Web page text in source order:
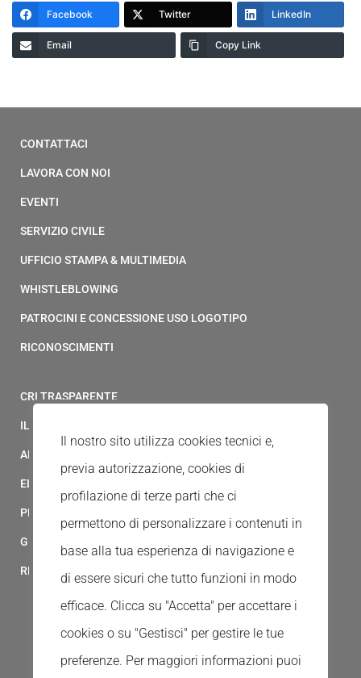
Facebook Twitter LinkedIn
Email Copy Link
CONTATTACI
LAVORA CON NOI
EVENTI
SERVIZIO CIVILE
UFFICIO STAMPA & MULTIMEDIA
WHISTLEBLOWING
PATROCINI E CONCESSIONE USO LOGOTIPO
RICONOSCIMENTI
CRI TRASPARENTE
IL MODELLO 231 DELLA CROCE ROSSA ITALIANA
ALBO FORNITORI
ELENCO AVVOCATI
PRIVACY
GESTIONALE GAIA
RED CLOUD
Il nostro sito utilizza cookies tecnici e,
previa autorizzazione, cookies di
profilazione di terze parti che ci
permettono di personalizzare i contenuti in
base alla tua esperienza di navigazione e
di essere sicuri che tutto funzioni in modo
efficace. Clicca su "Accetta" per accettare i
cookies o su "Gestisci" per gestire le tue
preferenze. Per maggiori informazioni puoi